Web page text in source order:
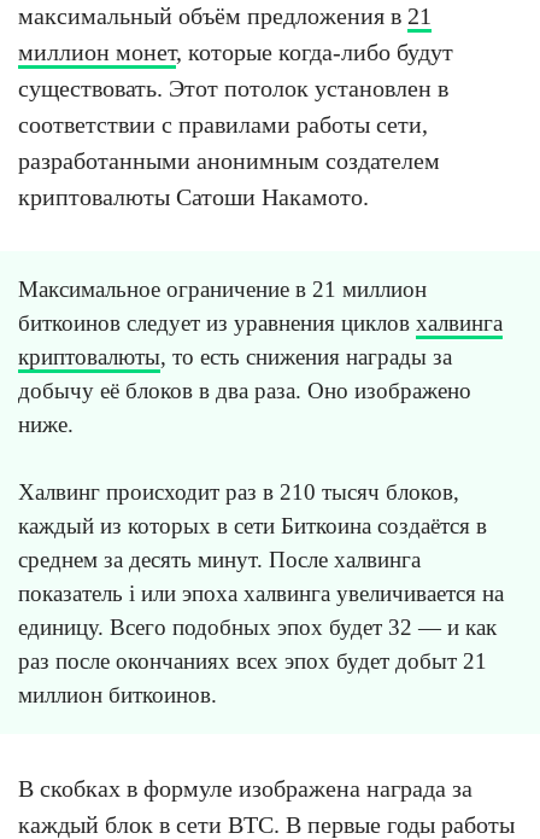
максимальный объём предложения в 21
миллион монет, которые когда-либо будут
существовать. Этот потолок установлен в
соответствии с правилами работы сети,
разработанными анонимным создателем
криптовалюты Сатоши Накамото.
Максимальное ограничение в 21 миллион
биткоинов следует из уравнения циклов халвинга
криптовалюты, то есть снижения награды за
добычу её блоков в два раза. Оно изображено
ниже.
Халвинг происходит раз в 210 тысяч блоков,
каждый из которых в сети Биткоина создаётся в
среднем за десять минут. После халвинга
показатель i или эпоха халвинга увеличивается на
единицу. Всего подобных эпох будет 32 — и как
раз после окончаниях всех эпох будет добыт 21
миллион биткоинов.
В скобках в формуле изображена награда за
каждый блок в сети BTC. В первые годы работы